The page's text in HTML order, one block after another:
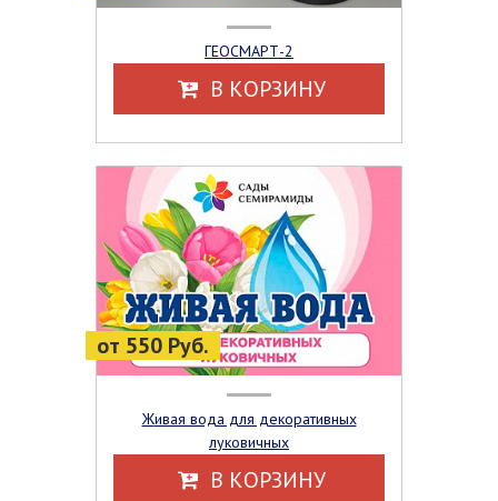
ГЕОСМАРТ-2
В КОРЗИНУ
от 550 Руб.
Живая вода для декоративных
луковичных
В КОРЗИНУ